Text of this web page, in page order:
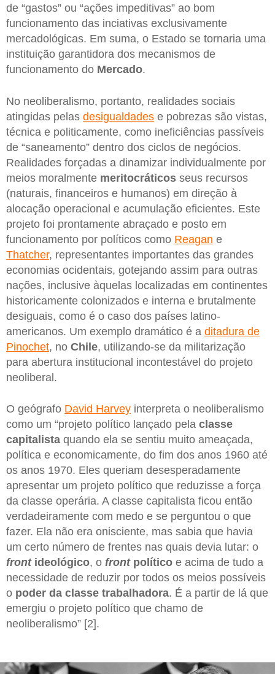
de “gastos” ou “ações impeditivas” ao bom
funcionamento das inciativas exclusivamente
mercadológicas. Em suma, o Estado se tornaria uma
instituição garantidora dos mecanismos de
funcionamento do Mercado.
No neoliberalismo, portanto, realidades sociais
atingidas pelas desigualdades e pobrezas são vistas,
técnica e politicamente, como ineficiências passíveis
de “saneamento” dentro dos ciclos de negócios.
Realidades forçadas a dinamizar individualmente por
meios moralmente meritocráticos seus recursos
(naturais, financeiros e humanos) em direção à
alocação operacional e acumulação eficientes. Este
projeto foi prontamente abraçado e posto em
funcionamento por políticos como Reagan e
Thatcher, representantes importantes das grandes
economias ocidentais, gotejando assim para outras
nações, inclusive àquelas localizadas em continentes
historicamente colonizados e interna e brutalmente
desiguais, como é o caso dos países latino-
americanos. Um exemplo dramático é a ditadura de
Pinochet, no Chile, utilizando-se da militarização
para abertura institucional incontestável do projeto
neoliberal.
O geógrafo David Harvey interpreta o neoliberalismo
como um “projeto político lançado pela classe
capitalista quando ela se sentiu muito ameaçada,
política e economicamente, do fim dos anos 1960 até
os anos 1970. Eles queriam desesperadamente
apresentar um projeto político que reduzisse a força
da classe operária. A classe capitalista ficou então
verdadeiramente com medo e se perguntou o que
fazer. Ela não era onisciente, mas sabia que havia
um certo número de frentes nas quais devia lutar: o
frontideológico, o frontpolítico e acima de tudo a
necessidade de reduzir por todos os meios possíveis
o poder da classe trabalhadora. É a partir de lá que
emergiu o projeto político que chamo de
neoliberalismo” [2].